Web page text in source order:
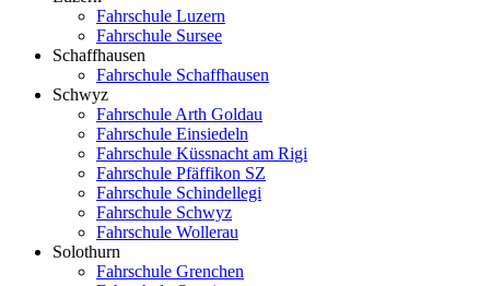
Fahrschule Luzern
Fahrschule Sursee
Schaffhausen
Fahrschule Schaffhausen
Schwyz
Fahrschule Arth Goldau
Fahrschule Einsiedeln
Fahrschule Küssnacht am Rigi
Fahrschule Pfäffikon SZ
Fahrschule Schindellegi
Fahrschule Schwyz
Fahrschule Wollerau
Solothurn
Fahrschule Grenchen